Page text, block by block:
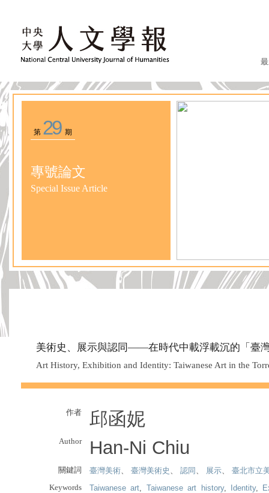
第 29期
專號論文
Special Issue Article
美術史、展示與認同——在時代中載浮載沉的「臺
Art History, Exhibition and Identity: Taiwanese Art in the
作者 邱函妮
Author Han-Ni Chiu
關鍵詞 臺灣美術、 臺灣美術史 、 認同 、 展示、 臺北市立
Keywords
Taiwanese art, Taiwanese art history, Identity,